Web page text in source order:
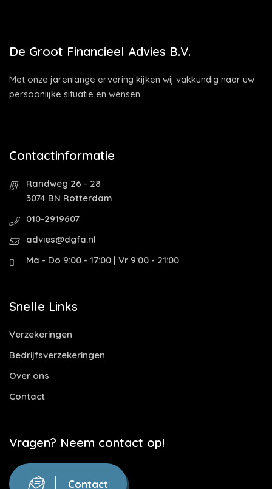
De Groot Financieel Advies B.V.
Met onze jarenlange ervaring kijken wij vakkundig naar uw
persoonlijke situatie en wensen.
Contactinformatie
Randweg 26 - 28
3074 BN Rotterdam
010-2919607
advies@dgfa.nl
Ma - Do 9:00 - 17:00 | Vr 9:00 - 21:00
Snelle Links
Verzekeringen
Bedrijfsverzekeringen
Over ons
Contact
Vragen? Neem contact op!
Contact